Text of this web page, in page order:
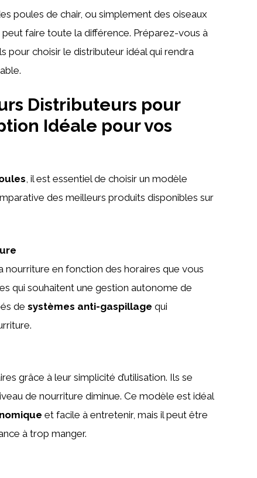
poules de chair, ou simplement des oiseaux
faire toute la différence. Préparez-vous à
pour choisir le distributeur idéal qui rendra
Distributeurs pour
Idéale pour vos
, il est essentiel de choisir un modèle
des meilleurs produits disponibles sur
en fonction des horaires que vous
qui souhaitent une gestion autonome de
de systèmes anti-gaspillage qui
grâce à leur simplicité d’utilisation. Ils se
de nourriture diminue. Ce modèle est idéal
et facile à entretenir, mais il peut être
à trop manger.